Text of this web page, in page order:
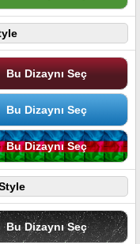
Bu Dizaynı Seç
Bu Dizaynı Seç
Bu Dizaynı Seç
Bu Dizaynı Seç